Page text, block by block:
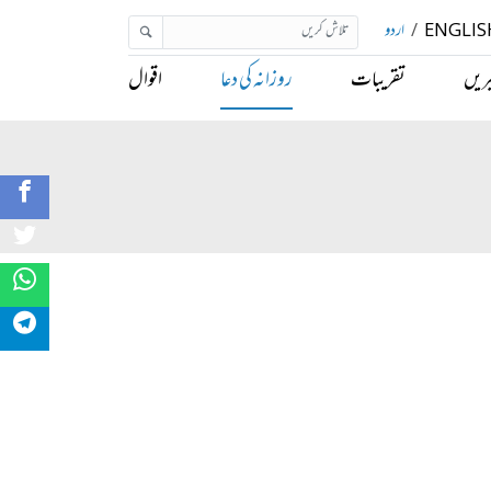
/ اردو
تقریبات روزانہ کی دعا اقوال